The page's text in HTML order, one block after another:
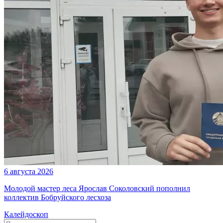
6 августа 2026
Молодой мастер леса Ярослав Соколовский пополнил
коллектив Бобруйского лесхоза
Калейдоскоп